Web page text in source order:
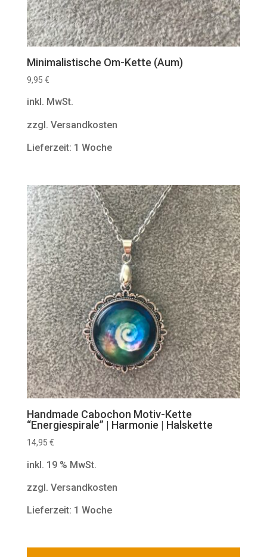
Minimalistische Om-Kette (Aum)
9,95 €
inkl. MwSt.
zzgl. Versandkosten
Lieferzeit: 1 Woche
Handmade Cabochon Motiv-Kette
“Energiespirale” | Harmonie | Halskette
14,95 €
inkl. 19 % MwSt.
zzgl. Versandkosten
Lieferzeit: 1 Woche